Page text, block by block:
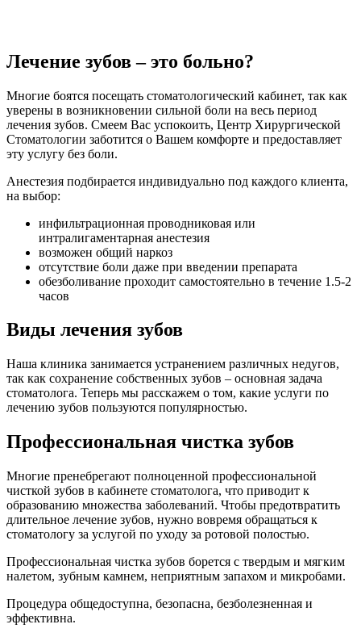
Лечение зубов – это больно?
Многие боятся посещать стоматологический кабинет, так как
уверены в возникновении сильной боли на весь период
лечения зубов. Смеем Вас успокоить, Центр Хирургической
Стоматологии заботится о Вашем комфорте и предоставляет
эту услугу без боли.
Анестезия подбирается индивидуально под каждого клиента,
на выбор:
инфильтрационная проводниковая или
интралигаментарная анестезия
возможен общий наркоз
отсутствие боли даже при введении препарата
обезболивание проходит самостоятельно в течение 1.5-2
часов
Виды лечения зубов
Наша клиника занимается устранением различных недугов,
так как сохранение собственных зубов – основная задача
стоматолога. Теперь мы расскажем о том, какие услуги по
лечению зубов пользуются популярностью.
Профессиональная чистка зубов
Многие пренебрегают полноценной профессиональной
чисткой зубов в кабинете стоматолога, что приводит к
образованию множества заболеваний. Чтобы предотвратить
длительное лечение зубов, нужно вовремя обращаться к
стоматологу за услугой по уходу за ротовой полостью.
Профессиональная чистка зубов борется с твердым и мягким
налетом, зубным камнем, неприятным запахом и микробами.
Процедура общедоступна, безопасна, безболезненная и
эффективна.